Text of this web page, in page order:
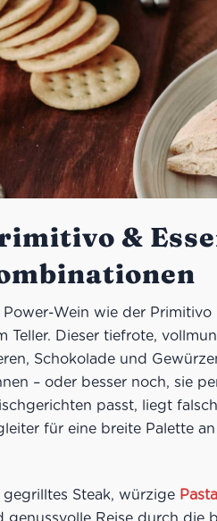
&
Power-Wein wie der
Teller. Dieser tiefrote,
Schokolade und
– oder besser noch, sie
passt, liegt
für eine breite Palette
gegrilltes Steak, würzige Pasta